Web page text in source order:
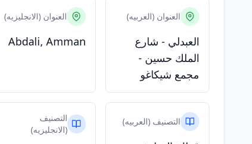
العنوان (العربيه)
العبدلي - شارع
الملك حسين -
مجمع شيكاغو
العنوان (الانجليزيه)
Abdali, Amman
التصنيف (العربيه)
التصنيف
(الانجليزيه)